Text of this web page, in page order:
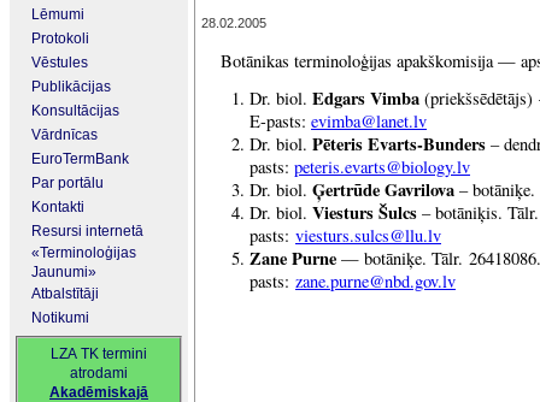
Lēmumi
Protokoli
Vēstules
Publikācijas
Konsultācijas
Vārdnīcas
EuroTermBank
Par portālu
Kontakti
Resursi internetā
«Terminoloģijas
Jaunumi»
Atbalstītāji
Notikumi
LZA TK termini
atrodami
Akadēmiskajā
28.02.2005
Botānikas terminoloģijas apakškomisija —
Dr. biol. Edgars Vimba
E-pasts: evimba@lanet.lv
Dr. biol. Pēteris Evarts-Bunders –
pasts: peteris.evarts@biology.lv
Dr. biol. Ģertrūde Gavrilova –
Dr. biol. Viesturs Šulcs – botāniķis.
pasts: viesturs.sulcs@llu.lv
Zane Purne — botāniķe. Tālr.
pasts: zane.purne@nbd.gov.lv